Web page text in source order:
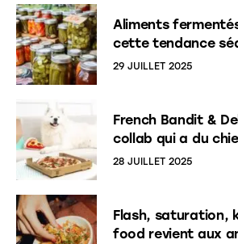
Aliments
cette tendance
29 JUILLET 2025
French Bandit &
collab qui a du
28 JUILLET 2025
Flash, saturation,
food revient aux